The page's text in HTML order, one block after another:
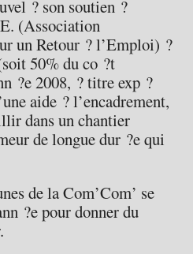
? son soutien ?
(Association
un Retour ? l’Emploi) ?
50% du co ?t
?e 2008, ? titre exp ?
aide ? l’encadrement,
dans un chantier
de longue dur ?e qui
de la Com’Com’ se
?e pour donner du